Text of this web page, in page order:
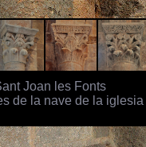
Joan les Fonts
de la nave de la iglesia